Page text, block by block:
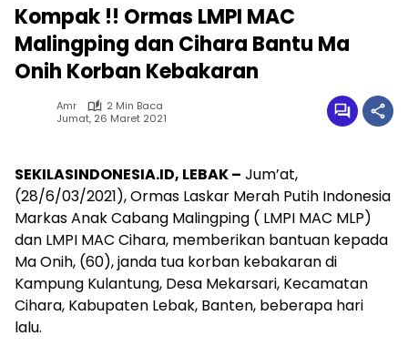
Kompak !! Ormas LMPI MAC
Malingping dan Cihara Bantu Ma
Onih Korban Kebakaran
Amr
2 Min Baca
Jumat, 26 Maret 2021
SEKILASINDONESIA.ID, LEBAK – Jum’at,
(28/6/03/2021), Ormas Laskar Merah Putih Indonesia
Markas Anak Cabang Malingping ( LMPI MAC MLP)
dan LMPI MAC Cihara, memberikan bantuan kepada
Ma Onih, (60), janda tua korban kebakaran di
Kampung Kulantung, Desa Mekarsari, Kecamatan
Cihara, Kabupaten Lebak, Banten, beberapa hari
lalu.